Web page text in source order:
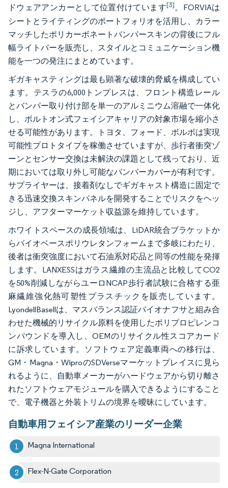
ドウェアアンカーとして位置付けています[3]。FORVIAは
シートとライティングのポートフォリオを活用し、カラー
マッチしたポリカーボネートバンパースキンの背後にフル
幅ライトバーを販売し、スタイルとコミュニケーション機
能を一つの発注にまとめています。
ギガキャスティングは最も顕著な破壊的脅威を構成してい
ます。テスラの6,000トンプレスは、フロント構造レール
とバンパー取り付け部を単一のアルミニウム溶融で一体化
し、ボルトオン式フェイシアキャリアの対象市場を縮小さ
せる可能性があります。トヨタ、フォード、ボルボは実現
可能性プロトタイプを稼働させていますが、歩行者衝突ゾ
ーンとセンサー交換は未解決の課題として残っており、近
期においては取り外し可能なバンパーカバーが有利です。
サプライヤーは、接着剤なしでギガキャスト構造に固定で
きる迅速交換スキンパネルを開発することでリスクをヘッ
ジし、アフターマーケット収益源を維持しています。
ホワイトスペースの成長領域は、LiDAR統合ブラケットか
らバイオベースポリウレタンフォームまで多岐にわたり、
後者は衝突強度において石油系対応品と同等の性能を発揮
します。LANXESSはガラス繊維の主流品と比較してCO2
を50%削減しながらユーロNCAP歩行者試験に合格する亜
麻繊維強化熱可塑性プラスチックを販売しています。
LyondellBasellは、マスバランス認証バイオナフサと組み合
わせた機械的リサイクル原料を使用したポリプロピレンコ
ンパウンドを導入し、OEMのリサイクル性スコアカード
に訴求しています。ソフトウェア定義車両への移行は、
GM・Magna・WiproのSDVerseマーケットプレイスに見ら
れるように、自動車メーカーがハードウェアから切り離さ
れたソフトウェアモジュールを購入できるようにすること
で、電子機器と外装トリムの境界を曖昧にしています。
自動車用フェイシア産業のリーダー企業
Magna International
Flex-N-Gate Corporation